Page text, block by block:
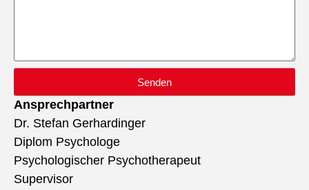
Senden
Ansprechpartner
Dr. Stefan Gerhardinger
Diplom Psychologe
Psychologischer Psychotherapeut
Supervisor